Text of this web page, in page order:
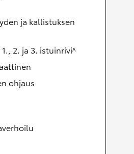
ja kallistuksen
2. ja 3. istuinrivi^
ohjaus